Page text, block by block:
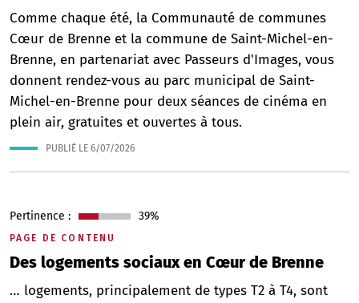
Comme chaque été, la Communauté de communes
Cœur de Brenne et la commune de Saint-Michel-en-
Brenne, en partenariat avec Passeurs d'Images, vous
donnent rendez-vous au parc municipal de Saint-
Michel-en-Brenne pour deux séances de cinéma en
plein air, gratuites et ouvertes à tous.
PUBLIÉ LE 6/07/2026
PAGE DE CONTENU
Des logements sociaux en Cœur de Brenne
Pertinence : 39%
… logements, principalement de types T2 à T4, sont